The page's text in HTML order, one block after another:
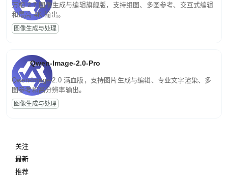
万相 2.7 图像生成与编辑旗舰版，支持组图、多图参考、交互式编辑
和最高 4K 输出。
图像生成与处理
Qwen-Image-2.0-Pro
Qwen-Image-2.0 满血版，支持图片生成与编辑、专业文字渲染、多
图参考和高分辨率输出。
图像生成与处理
关注
最新
推荐